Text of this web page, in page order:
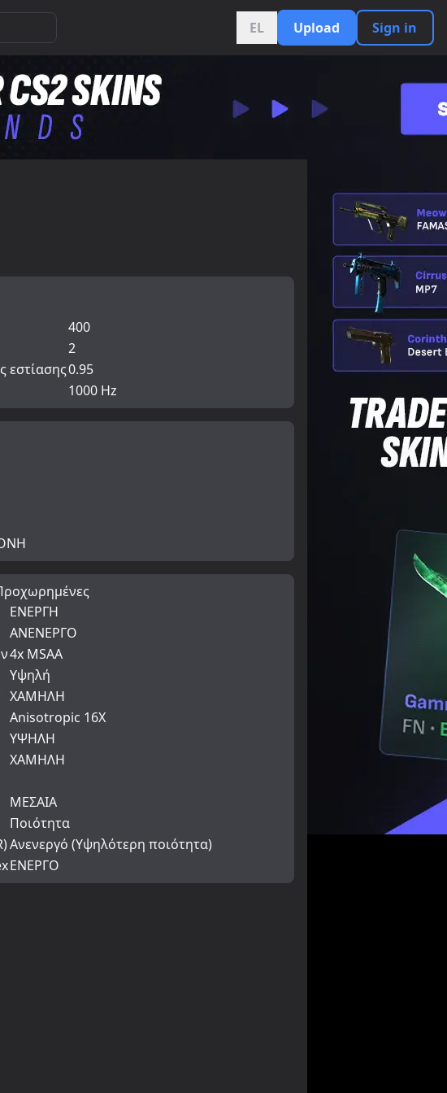
EL Upload Sign in
400
2
εστίασης0.95
1000 Hz
ΕΝΕΡΓΗ
ΑΝΕΝΕΡΓΟ
4x MSAA
Υψηλή
ΧΑΜΗΛΗ
Anisotropic 16X
ΥΨΗΛΗ
ΧΑΜΗΛΗ
ΜΕΣΑΙΑ
Ποιότητα
Ανενεργό (Υψηλότερη ποιότητα)
ΕΝΕΡΓΟ